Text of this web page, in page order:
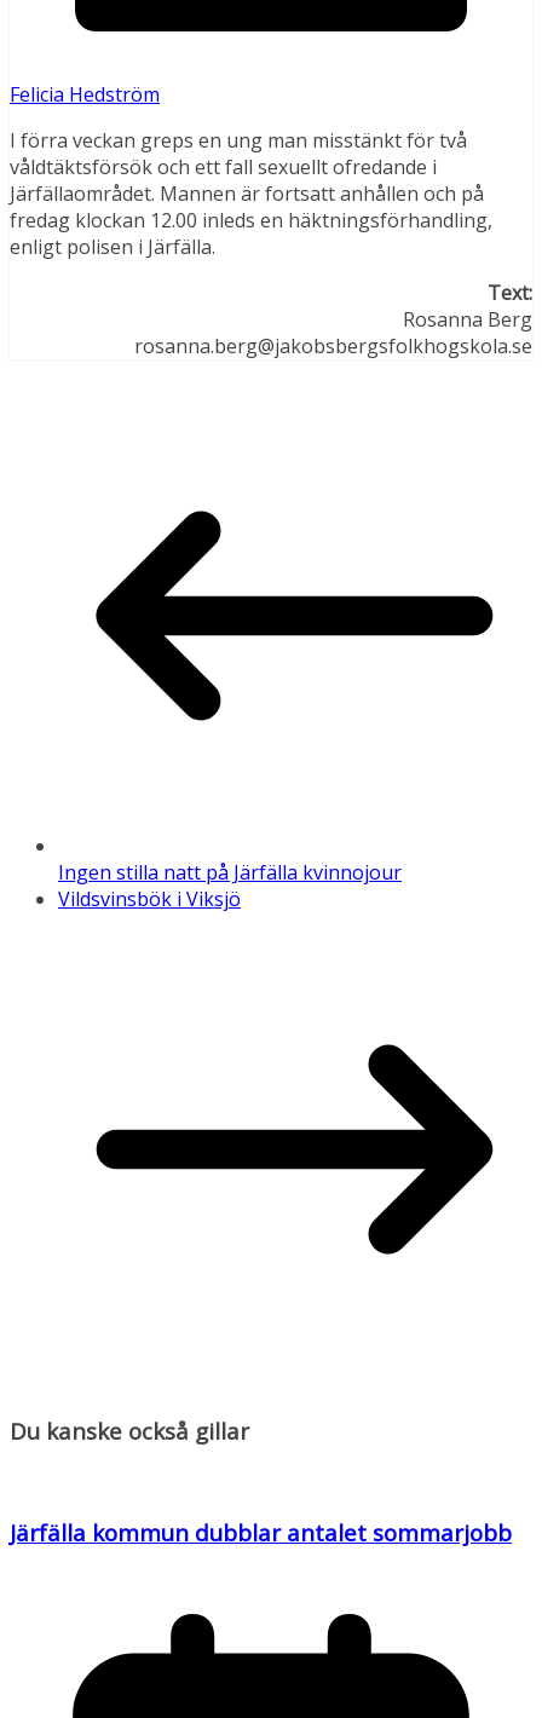
Felicia Hedström
I förra veckan greps en ung man misstänkt för två
våldtäktsförsök och ett fall sexuellt ofredande i
Järfällaområdet. Mannen är fortsatt anhållen och på
fredag klockan 12.00 inleds en häktningsförhandling,
enligt polisen i Järfälla.
Text:
Rosanna Berg
rosanna.berg@jakobsbergsfolkhogskola.se
Ingen stilla natt på Järfälla kvinnojour
Vildsvinsbök i Viksjö
Du kanske också gillar
Järfälla kommun dubblar antalet sommarjobb